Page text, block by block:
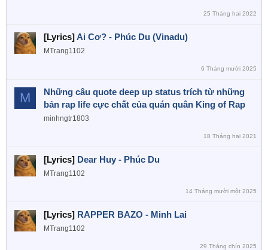
25 Tháng hai 2022
[Lyrics]Ai Cơ? - Phúc Du (Vinadu)
MTrang1102
6 Tháng mười 2025
M
Những câu quote deep up status trích từ những
bản rap life cực chất của quán quân King of Rap
minhngtr1803
18 Tháng hai 2021
[Lyrics] Dear Huy - Phúc Du
MTrang1102
14 Tháng mười một 2025
[Lyrics] RAPPER BAZO - Minh Lai
MTrang1102
29 Tháng chín 2025